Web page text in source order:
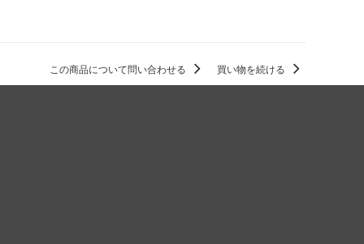
この商品について問い合わせる 買い物を続ける